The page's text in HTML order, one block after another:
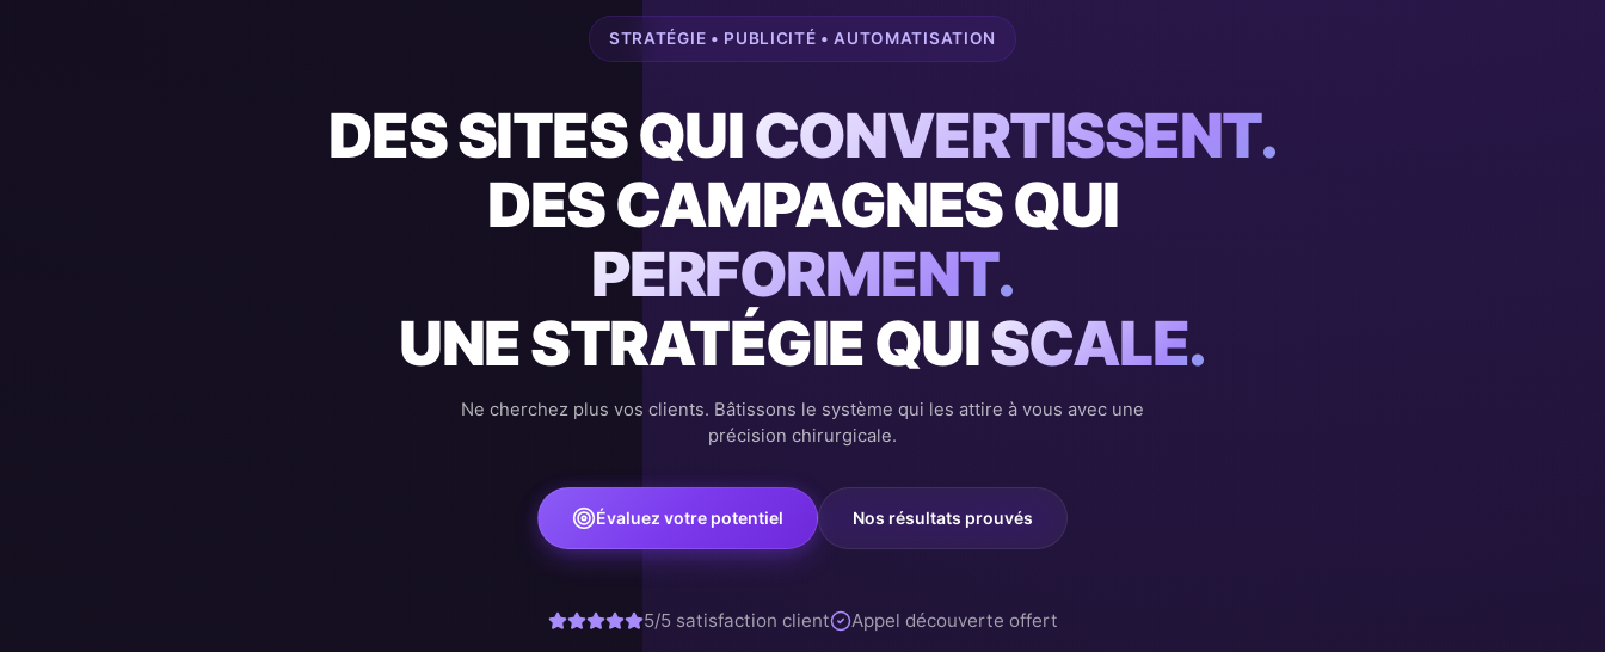
STRATÉGIE • PUBLICITÉ • AUTOMATISATION
DES SITES QUICONVERTISSENT.
DES CAMPAGNES QUI
PERFORMENT.
UNE STRATÉGIE QUISCALE.
Ne cherchez plus vos clients. Bâtissons le système qui les attire à vous avec une
précision chirurgicale.
Évaluez votre potentiel Nos résultats prouvés
5/5 satisfaction client Appel découverte offert